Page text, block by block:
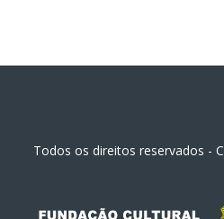
Todos os direitos reservados -